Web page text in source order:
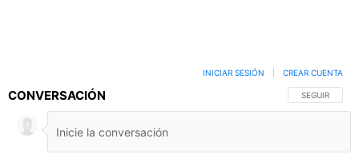
CONVERSACIÓN SIGA ESTA
SEGUIR
INICIAR SESIÓN CREAR CUENTA